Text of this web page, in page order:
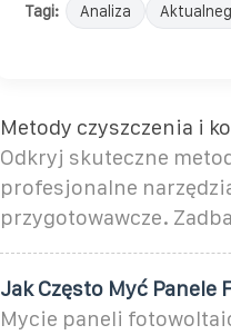
Tagi: Analiza
Metody czyszczenia i
Odkryj skuteczne
profesjonalne
przygotowawcze.
Jak Często Myć Panele
Mycie paneli